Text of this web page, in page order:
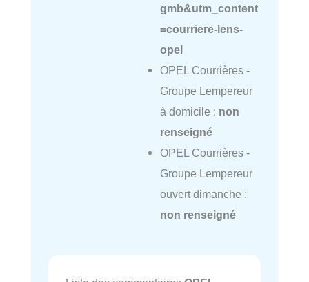
gmb&utm_content
=courriere-lens-
opel
OPEL Courrières -
Groupe Lempereur
à domicile : non
renseigné
OPEL Courrières -
Groupe Lempereur
ouvert dimanche :
non renseigné